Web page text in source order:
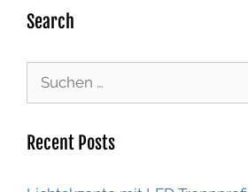
Search
Recent Posts